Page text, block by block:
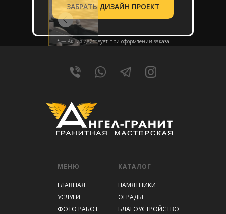
* — Акция действует при оформлении заказа
ЗАБРАТЬ ДИЗАЙН ПРОЕКТ
МЕНЮ
ГЛАВНАЯ
УСЛУГИ
ФОТО РАБОТ
КАТАЛОГ
ПАМЯТНИКИ
ОГРАДЫ
БЛАГОУСТРОЙСТВО